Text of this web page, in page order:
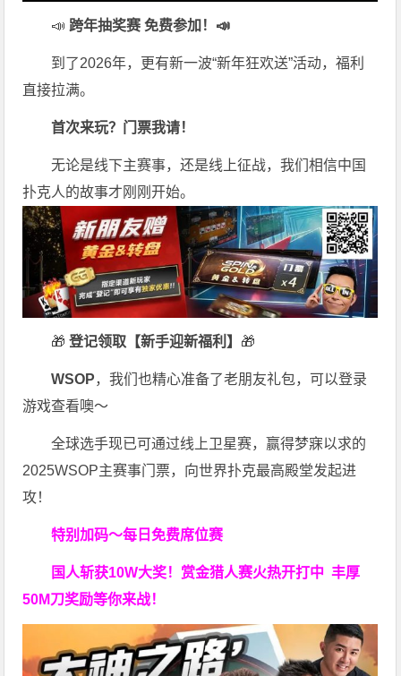
📣 跨年抽奖赛 免费参加 ！📣
到了2026年，更有新一波“新年狂欢送”活动，福利
直接拉满。
首次来玩？门票我请！
无论是线下主赛事，还是线上征战，我们相信中国
扑克人的故事才刚刚开始。
🎁 登记领取【新手迎新福利】 🎁
WSOP，我们也精心准备了老朋友礼包，可以登录
游戏查看噢～
全球选手现已可通过线上卫星赛，赢得梦寐以求的
2025WSOP主赛事门票，向世界扑克最高殿堂发起进
攻！
特别加码～每日免费席位赛
国人斩获10W大奖！ 赏金猎人赛火热开打中 丰厚
50M刀奖励等你来战！